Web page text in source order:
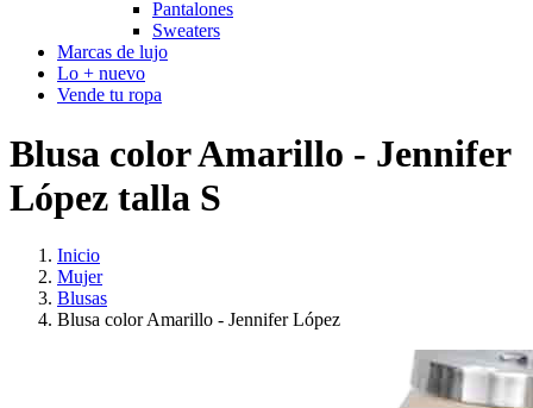
Pantalones
Sweaters
Marcas de lujo
Lo + nuevo
Vende tu ropa
Blusa color Amarillo - Jennifer
López talla S
Inicio
Mujer
Blusas
Blusa color Amarillo - Jennifer López